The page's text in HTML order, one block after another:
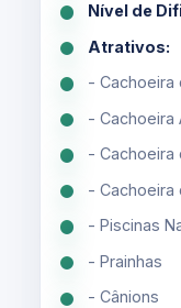
Nível de
Atrativos:
- Cachoeira
- Cachoeira
- Cachoeira
- Cachoeira
- Piscinas
- Prainhas
- Cânions